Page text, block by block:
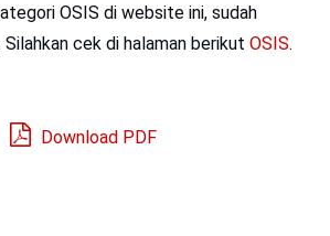
OSIS di website ini, sudah
cek di halaman berikut OSIS.
Download PDF